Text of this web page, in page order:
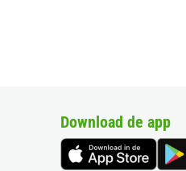
Download de app